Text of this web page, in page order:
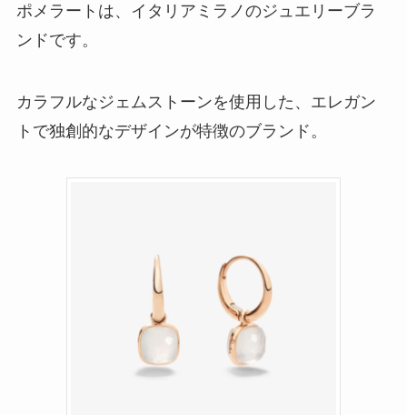
ポメラートは、イタリアミラノのジュエリーブラ
ンドです。
カラフルなジェムストーンを使用した、エレガン
トで独創的なデザインが特徴のブランド。